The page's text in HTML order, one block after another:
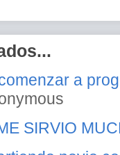
a
SIRVIO